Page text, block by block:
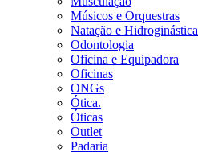
Músicos e Orquestras
Natação e Hidroginástica
Odontologia
Oficina e Equipadora
Oficinas
ONGs
Ótica.
Óticas
Outlet
Padaria